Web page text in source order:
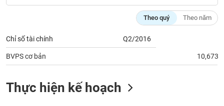
Theo quý Theo năm
Chỉ số tài chính Q2/2016
BVPS cơ bản 10,673
Thực hiện kế hoạch